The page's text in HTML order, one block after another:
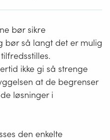
bør sikre
bør så langt det er mulig
ikke gi så strenge
at de begrenser
løsninger i
den enkelte